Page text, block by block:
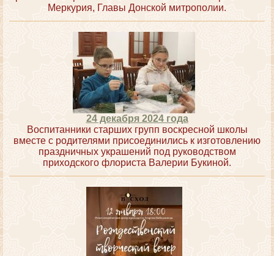
Меркурия, Главы Донской митрополии.
24 декабря 2024 года
Воспитанники старших групп воскресной школы
вместе с родителями присоединились к изготовлению
праздничных украшений под руководством
приходского флориста Валерии Букиной.